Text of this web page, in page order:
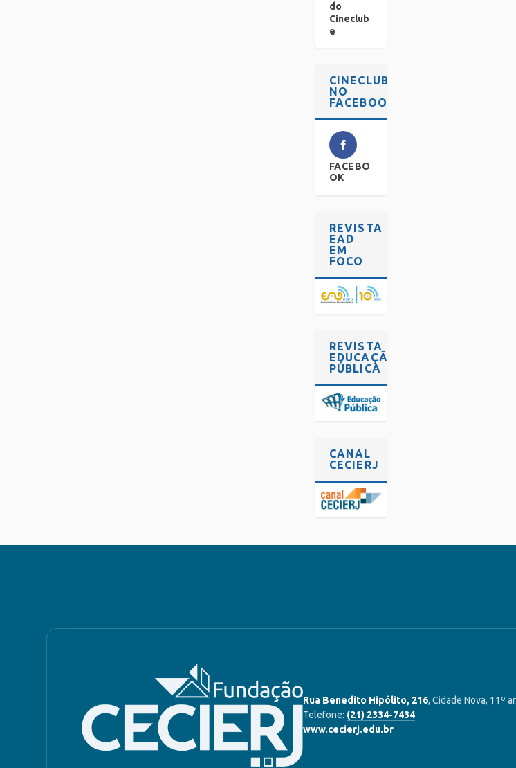
do
Cineclub
e
CINECLUBE
NO
FACEBOOK
FACEBO
OK
REVISTA
EAD
EM
FOCO
REVISTA
EDUCAÇÃO
PÚBLICA
CANAL
CECIERJ
Rua Benedito Hipólito, 216, Cidade Nova, 11º
Telefone: (21) 2334-7434
www.cecierj.edu.br